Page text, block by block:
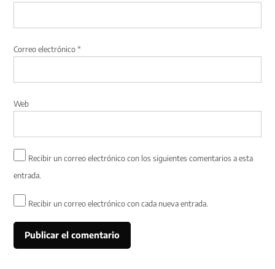
Correo electrónico*
Web
Recibir un correo electrónico con los siguientes comentarios a esta
entrada.
Recibir un correo electrónico con cada nueva entrada.